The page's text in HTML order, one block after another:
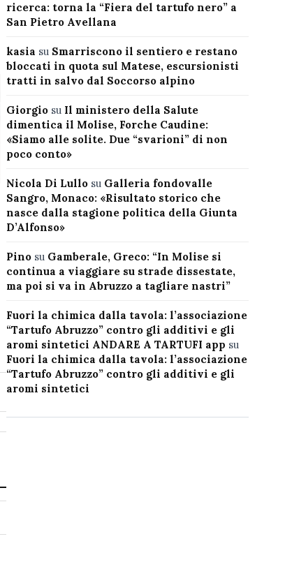
ricerca: torna la “Fiera del tartufo nero” a
San Pietro Avellana
kasia su Smarriscono il sentiero e restano
bloccati in quota sul Matese, escursionisti
tratti in salvo dal Soccorso alpino
Giorgiosu Il ministero della Salute
dimentica il Molise, Forche Caudine:
«Siamo alle solite. Due “svarioni” di non
poco conto»
Nicola Di Lullosu Galleria fondovalle
Sangro, Monaco: «Risultato storico che
nasce dalla stagione politica della Giunta
D’Alfonso»
Pinosu Gamberale, Greco: “In Molise si
continua a viaggiare su strade dissestate,
ma poi si va in Abruzzo a tagliare nastri”
Fuori la chimica dalla tavola: l’associazione
“Tartufo Abruzzo” contro gli additivi e gli
aromi sintetici ANDARE A TARTUFI app su
Fuori la chimica dalla tavola: l’associazione
“Tartufo Abruzzo” contro gli additivi e gli
aromi sintetici